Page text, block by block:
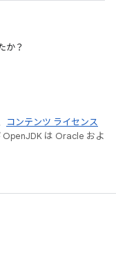
か？
コンテンツ ライセンス
は Oracle およ